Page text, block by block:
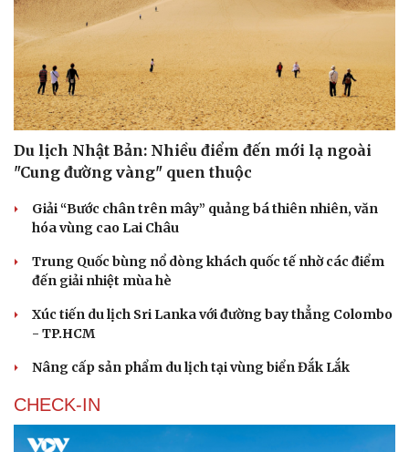
Sân khấu - Điện ảnh
Âm nhạc
Giải trí
Nghệ sĩ
Sao Việt
Du lịch Nhật Bản: Nhiều điểm đến mới lạ ngoài
"Cung đường vàng" quen thuộc
Giải “Bước chân trên mây” quảng bá thiên nhiên, văn
hóa vùng cao Lai Châu
Trung Quốc bùng nổ dòng khách quốc tế nhờ các điểm
đến giải nhiệt mùa hè
Xúc tiến du lịch Sri Lanka với đường bay thẳng Colombo
- TP.HCM
Nâng cấp sản phẩm du lịch tại vùng biển Đắk Lắk
CHECK-IN